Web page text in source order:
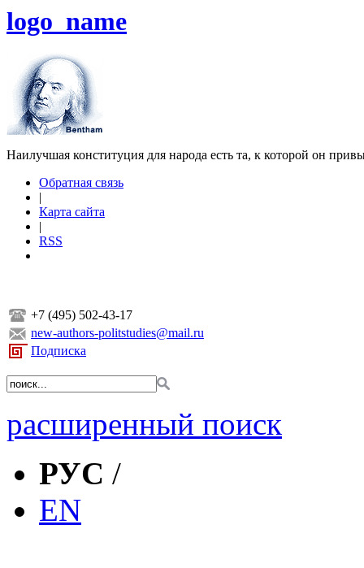
logo_name
Наилучшая конституция для народа есть та, к которой он
Обратная связь
|
Карта сайта
|
RSS
+7 (495) 502-43-17
new-authors-politstudies@mail.ru
Подписка
расширенный поиск
РУС /
EN